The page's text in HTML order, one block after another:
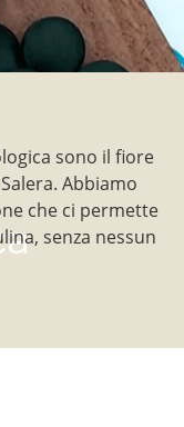
sono il fiore
Abbiamo
che ci permette
senza nessun